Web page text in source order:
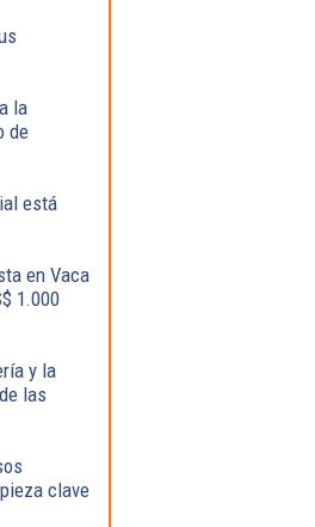
la
de
está
en Vaca
1.000
y la
las
clave